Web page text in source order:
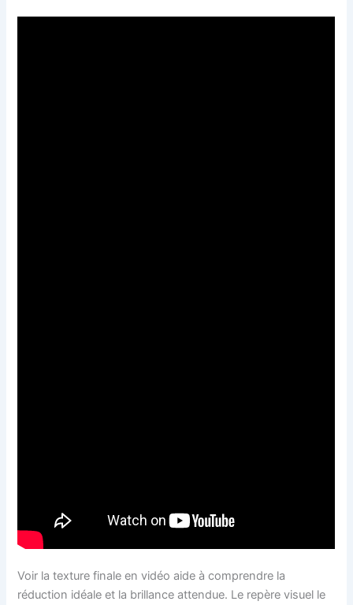
Voir la texture finale en vidéo aide à comprendre la
réduction idéale et la brillance attendue. Le repère visuel le